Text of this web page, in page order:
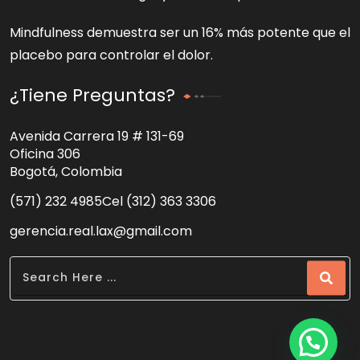
Mindfulness demuestra ser un 16% más potente que el
placebo para controlar el dolor.
¿Tiene Preguntas?
Avenida Carrera 19 # 131-69
Oficina 306
Bogotá, Colombia
(571) 232 4985Cel (312) 363 3306
gerencia.real.lax@gmail.com